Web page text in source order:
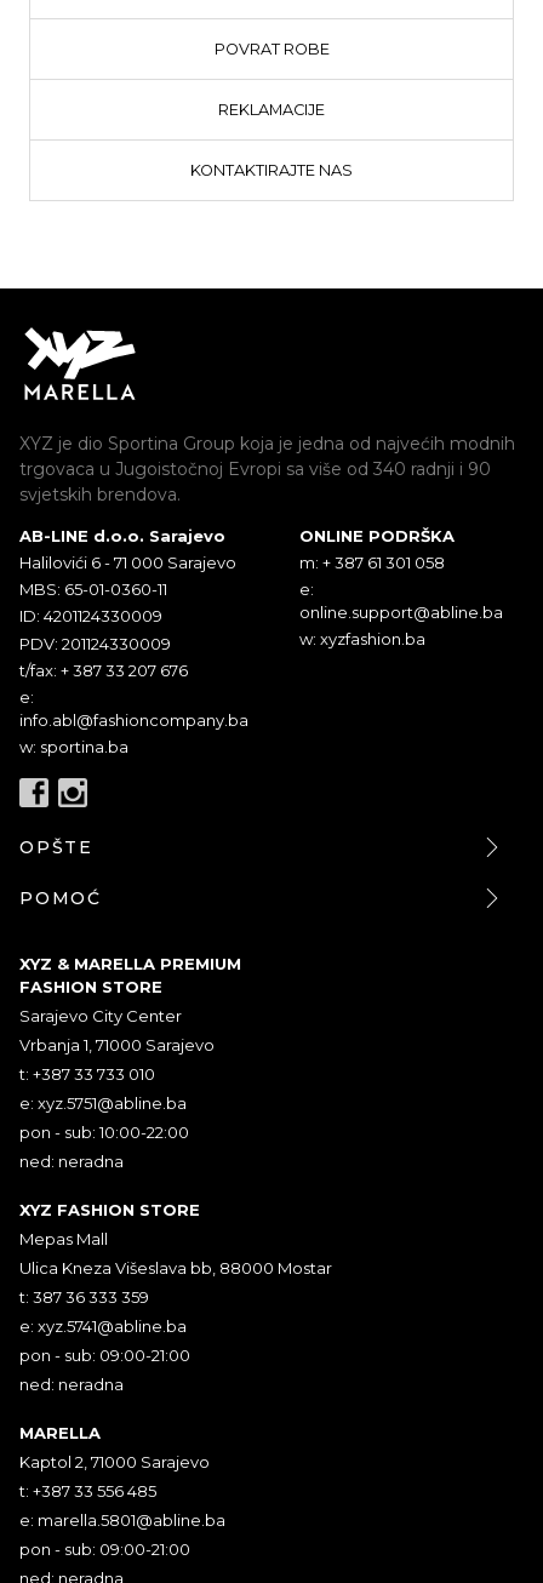
POVRAT ROBE
REKLAMACIJE
KONTAKTIRAJTE NAS
XYZ je dio Sportina Group koja je jedna od najvećih modnih
trgovaca u Jugoistočnoj Evropi sa više od 340 radnji i 90
svjetskih brendova.
AB-LINE d.o.o. Sarajevo
Halilovići 6 - 71 000 Sarajevo
MBS: 65-01-0360-11
ID: 4201124330009
PDV: 201124330009
t/fax: + 387 33 207 676
e:
info.abl@fashioncompany.ba
w: sportina.ba
ONLINE PODRŠKA
m: + 387 61 301 058
e:
online.support@abline.ba
w: xyzfashion.ba
OPŠTE
POMOĆ
XYZ & MARELLA PREMIUM
FASHION STORE
Sarajevo City Center
Vrbanja 1, 71000 Sarajevo
t: +387 33 733 010
e: xyz.5751@abline.ba
pon - sub: 10:00-22:00
ned: neradna
XYZ FASHION STORE
Mepas Mall
Ulica Kneza Višeslava bb, 88000 Mostar
t: 387 36 333 359
e: xyz.5741@abline.ba
pon - sub: 09:00-21:00
ned: neradna
MARELLA
Kaptol 2, 71000 Sarajevo
t: +387 33 556 485
e: marella.5801@abline.ba
pon - sub: 09:00-21:00
ned: neradna